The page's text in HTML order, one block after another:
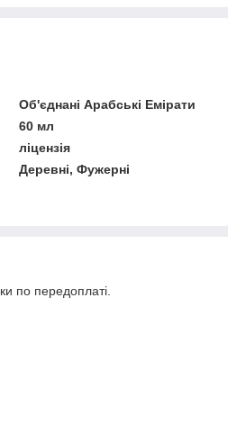
Об'єднані Арабські Емірати
60 мл
ліцензія
Деревні, Фужерні
по передоплаті.